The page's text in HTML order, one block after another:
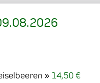
14,50 €